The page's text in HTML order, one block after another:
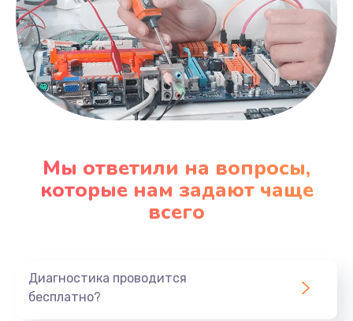
Мы ответили на вопросы,
которые нам задают чаще
всего
Диагностика проводится
бесплатно?